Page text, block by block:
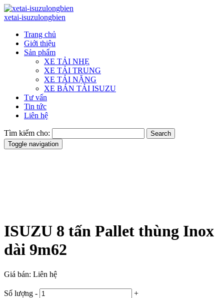
xetai-isuzulongbien
Trang chủ
Giới thiệu
Sản phẩm
XE TẢI NHẸ
XE TẢI TRUNG
XE TẢI NẶNG
XE BÁN TẢI ISUZU
Tư vấn
Tin tức
Liên hệ
Tìm kiếm cho:
Search
Toggle navigation
ISUZU 8 tấn Pallet thùng Inox
dài 9m62
Giá bán: Liên hệ
Số lượng - +